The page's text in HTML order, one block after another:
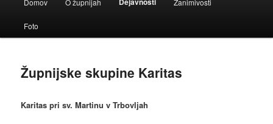
Foto
Župnijske skupine Karitas
Karitas pri sv. Martinu v Trbovljah